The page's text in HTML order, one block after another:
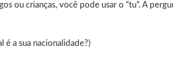
ou crianças, você pode usar o “tu”. A
é a sua nacionalidade?)